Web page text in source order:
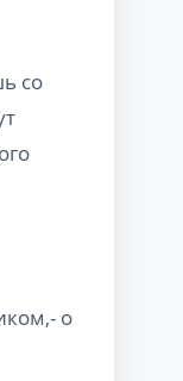
со
о